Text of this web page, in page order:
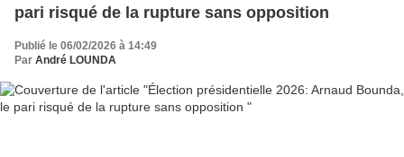
pari risqué de la rupture sans opposition
Publié le 06/02/2026 à 14:49
Par André LOUNDA